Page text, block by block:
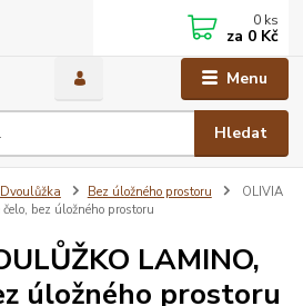
Menu
Hledat
0 ks
za 0 Kč
Dvoulůžka Bez úložného prostoru
OLIVIA
bez úložného prostoru
LAMINO,
úložného prostoru